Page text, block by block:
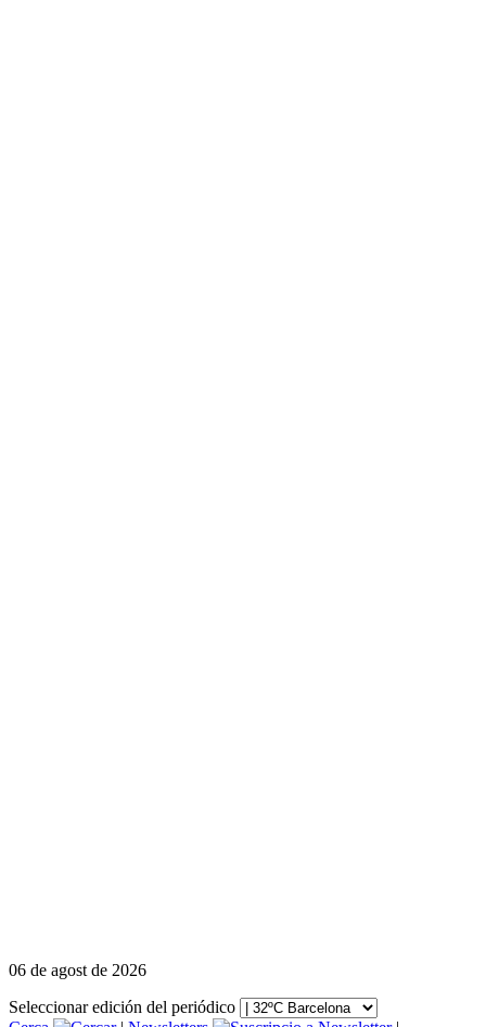
06 de agost de 2026
Seleccionar edición del periódico